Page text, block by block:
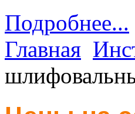
Подробнее...
Главная